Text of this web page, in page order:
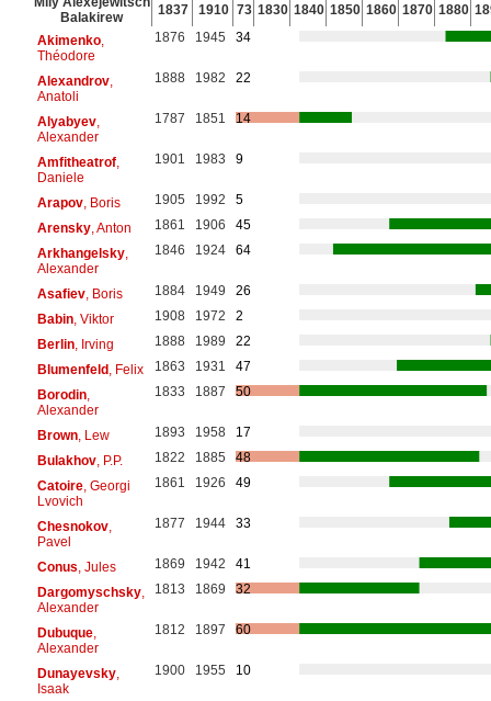
Balakirew
1837
1910 73 1830 1840 1850 1860 1870 1880
Akimenko,
Théodore
1876 1945 34
Alexandrov,
Anatoli
1888 1982 22
Alyabyev,
Alexander
1787 1851 14
Amfitheatrof,
Daniele
1901 1983 9
Arapov, Boris 1905 1992
5
Arensky, Anton 1861 1906
45
Arkhangelsky,
Alexander
1846 1924 64
Asafiev, Boris 1884 1949
26
Babin, Viktor 1908 1972
2
Berlin, Irving 1888 1989
22
Blumenfeld, Felix 1863 1931
47
Borodin,
Alexander
1833 1887 50
Brown, Lew 1893 1958
17
Bulakhov, P.P. 1822 1885
48
Catoire, Georgi
Lvovich
1861 1926 49
Chesnokov,
Pavel
1877 1944 33
Conus , Jules 1869 1942
41
Dargomyschsky,
Alexander
1813 1869 32
Dubuque,
Alexander
1812 1897 60
Dunayevsky,
Isaak
1900 1955 10